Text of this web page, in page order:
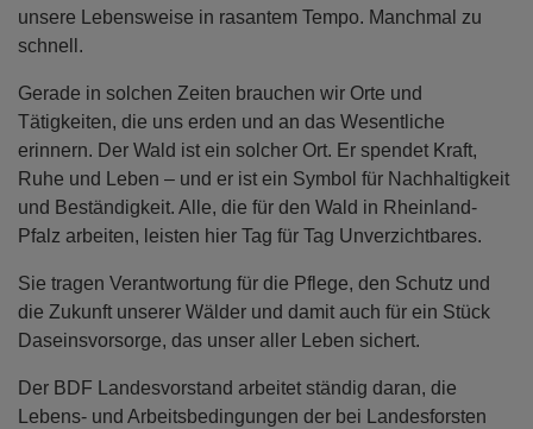
unsere Lebensweise in rasantem Tempo. Manchmal zu
schnell.
Gerade in solchen Zeiten brauchen wir Orte und
Tätigkeiten, die uns erden und an das Wesentliche
erinnern. Der Wald ist ein solcher Ort. Er spendet Kraft,
Ruhe und Leben – und er ist ein Symbol für Nachhaltigkeit
und Beständigkeit. Alle, die für den Wald in Rheinland-
Pfalz arbeiten, leisten hier Tag für Tag Unverzichtbares.
Sie tragen Verantwortung für die Pflege, den Schutz und
die Zukunft unserer Wälder und damit auch für ein Stück
Daseinsvorsorge, das unser aller Leben sichert.
Der BDF Landesvorstand arbeitet ständig daran, die
Lebens- und Arbeitsbedingungen der bei Landesforsten